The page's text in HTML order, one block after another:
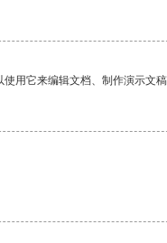
用它来编辑文档、制作演示文稿